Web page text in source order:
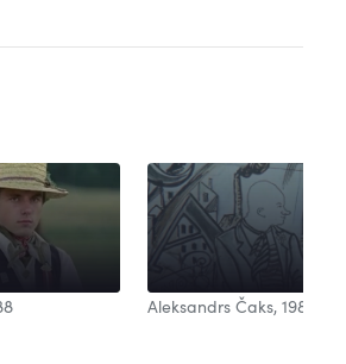
Aleksandrs Čaks, 1988